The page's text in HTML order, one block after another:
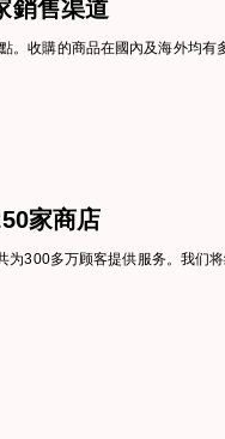
銷售渠道
。收購的商品在國內及海外均有
家商店
为300多万顾客提供服务。我们